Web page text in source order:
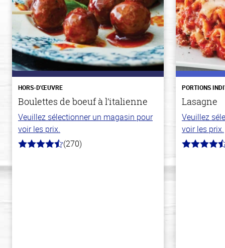
HORS-D'ŒUVRE
Boulettes de boeuf à l’italienne
Veuillez sélectionner un magasin pour
voir les prix.
4.5
(270)
PORTIONS
Lasagne
Veuillez
voir les prix.
4.3